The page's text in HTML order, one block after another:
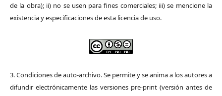
de la obra); ii) no se usen para fines comerciales; iii) se mencione la
existencia y especificaciones de esta licencia de uso.
3. Condiciones de auto-archivo. Se permite y se anima a los autores a
difundir electrónicamente las versiones pre-print (versión antes de